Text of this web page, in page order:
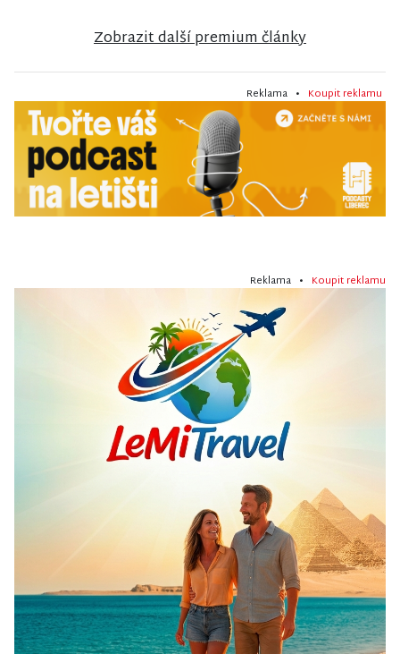
Zobrazit další premium články
Reklama • Koupit reklamu
Reklama • Koupit reklamu